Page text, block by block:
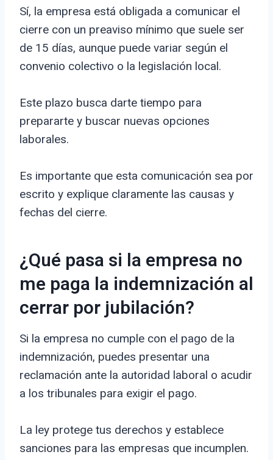
Sí, la empresa está obligada a comunicar el
cierre con un preaviso mínimo que suele ser
de 15 días, aunque puede variar según el
convenio colectivo o la legislación local.
Este plazo busca darte tiempo para
prepararte y buscar nuevas opciones
laborales.
Es importante que esta comunicación sea por
escrito y explique claramente las causas y
fechas del cierre.
¿Qué pasa si la empresa no
me paga la indemnización al
cerrar por jubilación?
Si la empresa no cumple con el pago de la
indemnización, puedes presentar una
reclamación ante la autoridad laboral o acudir
a los tribunales para exigir el pago.
La ley protege tus derechos y establece
sanciones para las empresas que incumplen.